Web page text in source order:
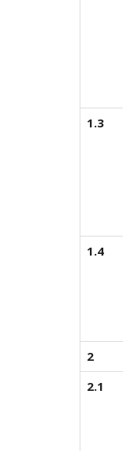
1.3
1.4
2
2.1